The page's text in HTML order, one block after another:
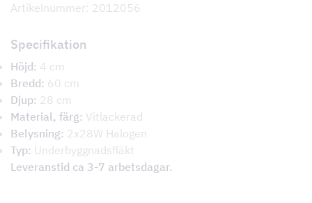
Artikelnummer: 2012056
Specifikation
Höjd: 4 cm
Bredd: 60 cm
Djup: 28 cm
Material, färg: Vitlackerad
Belysning: 2x28W Halogen
Typ: Underbyggnadsfläkt
Leveranstid ca 3-7 arbetsdagar.